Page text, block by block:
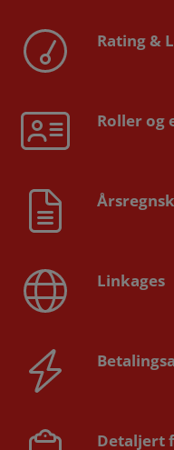
Rating &
Roller og
Linkages
Detaljert